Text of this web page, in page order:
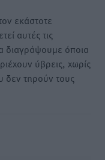
εκάστοτε
αυτές τις
διαγράψουμε όποια
ύβρεις, χωρίς
δεν τηρούν τους